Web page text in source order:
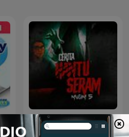
Cerita Hantu Seram -
SYOK Podcast [BM]